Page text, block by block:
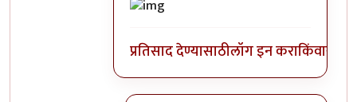
प्रतिसाद देण्यासाठीलॉग इन कराकिंवा